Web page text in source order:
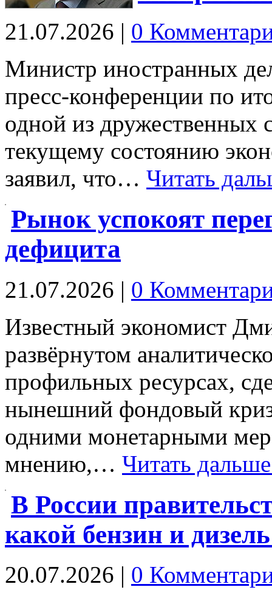
21.07.2026 | 0
Министр иностранных
пресс-конференции по
одной из дружественных
текущему состоянию
заявил, что… Читать
Рынок успокоят
дефицита
21.07.2026 | 0
Известный экономист
развёрнутом
профильных ресурсах,
нынешний фондовый
одними монетарными
мнению,… Читать
В России
какой бензин и
20.07.2026 | 0